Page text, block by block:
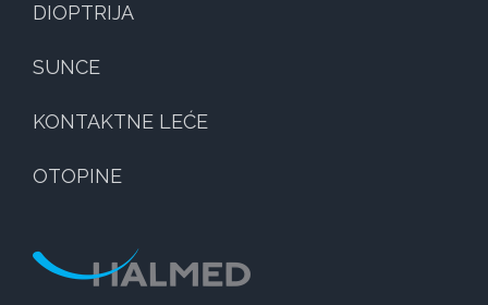
DIOPTRIJA
SUNCE
KONTAKTNE LEĆE
OTOPINE